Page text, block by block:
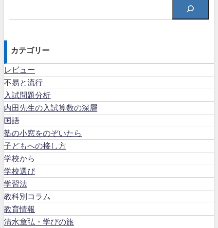
カテゴリー
レビュー
不易と流行
入試問題分析
内田先生の入試算数の深層
国語
塾の小窓をのぞいたら
子どもへの接し方
学校から
学校選び
学習法
教科別コラム
教育情報
清水章弘・学びの旅